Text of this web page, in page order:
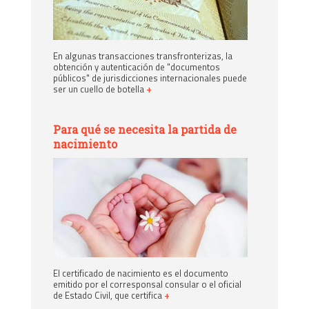
En algunas transacciones transfronterizas, la
obtención y autenticación de "documentos
públicos" de jurisdicciones internacionales puede
ser un cuello de botella +
Para qué se necesita la partida de
nacimiento
El certificado de nacimiento es el documento
emitido por el corresponsal consular o el oficial
de Estado Civil, que certifica +